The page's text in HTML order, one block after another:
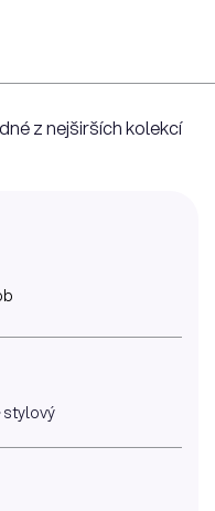
z nejširších kolekcí
stylový